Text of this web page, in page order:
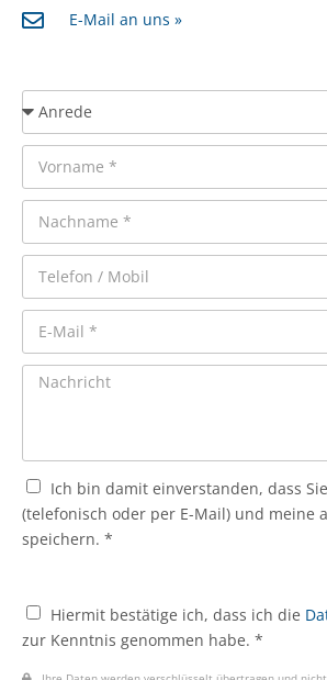
E-Mail an uns »
Ich bin damit einverstanden, dass
(telefonisch oder per E-Mail) und meine
speichern. *
Hiermit bestätige ich, dass ich die
zur Kenntnis genommen habe. *